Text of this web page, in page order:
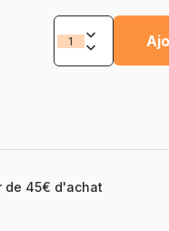
de 45€ d'achat